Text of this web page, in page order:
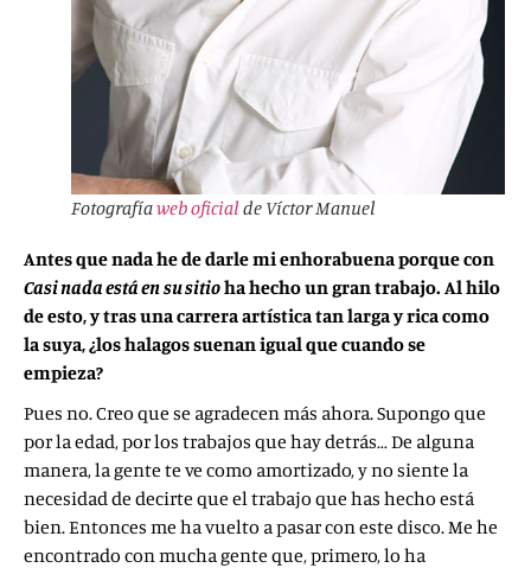
Fotografíaweb oficial de Víctor Manuel
Antes que nada he de darle mi enhorabuena porque con
Casi nada está ensu sitioha hecho un gran trabajo. Al hilo
de esto, y tras una carrera artística tan larga y rica como
la suya, ¿los halagos suenan igual que cuando se
empieza?
Pues no. Creo que se agradecen más ahora. Supongo que
por la edad, por los trabajos que hay detrás… De alguna
manera, la gente te ve como amortizado, y no siente la
necesidad de decirte que el trabajo que has hecho está
bien. Entonces me ha vuelto a pasar con este disco. Me he
encontrado con mucha gente que, primero, lo ha